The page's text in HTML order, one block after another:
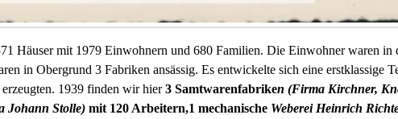
Häuser mit 1979 Einwohnern und 680 Familien. Die Einwohner waren
in Obergrund 3 Fabriken ansässig. Es entwickelte sich eine erstklassige
1939 finden wir hier3 Samtwarenfabriken (Firma Kirchner,
Johann Stolle) mit 120 Arbeitern,1 mechanische Weberei Heinrich